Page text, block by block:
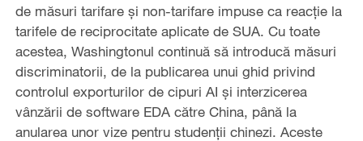
de măsuri tarifare și non-tarifare impuse ca reacție la
tarifele de reciprocitate aplicate de SUA. Cu toate
acestea, Washingtonul continuă să introducă măsuri
discriminatorii, de la publicarea unui ghid privind
controlul exporturilor de cipuri AI și interzicerea
vânzării de software EDA către China, până la
anularea unor vize pentru studenții chinezi. Aceste